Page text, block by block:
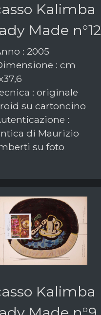
Kalimba
Made n°12
: 2005
: cm
: originale
su cartoncino
:
di Maurizio
su foto
Kalimba